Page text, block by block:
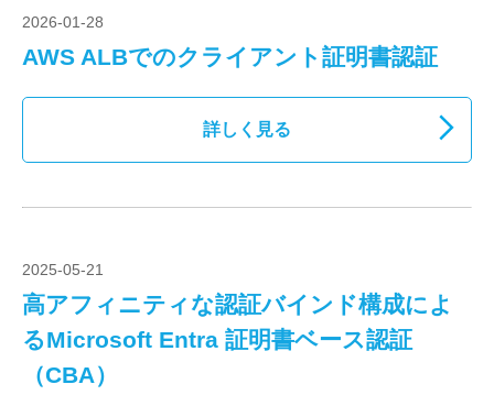
2026-01-28
AWS ALBでのクライアント証明書認証
詳しく見る
2025-05-21
高アフィニティな認証バインド構成によ
るMicrosoft Entra 証明書ベース認証
（CBA）